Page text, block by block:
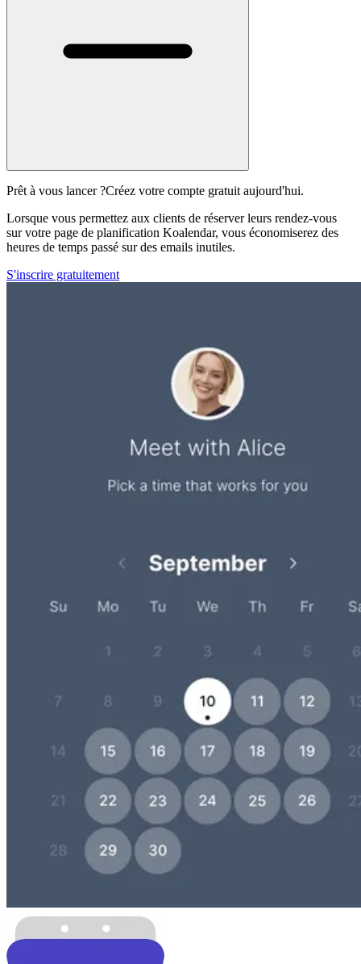
Prêt à vous lancer ?Créez votre compte gratuit aujourd'hui.
Lorsque vous permettez aux clients de réserver leurs rendez-vous
sur votre page de planification Koalendar, vous économiserez des
heures de temps passé sur des emails inutiles.
S'inscrire gratuitement